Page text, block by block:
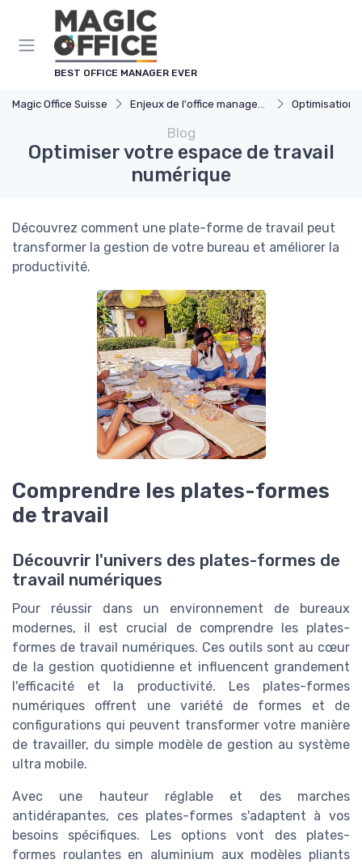
BEST OFFICE MANAGER EVER
Magic Office Suisse Enjeux de l'office management Optimisation
Blog
Optimiser votre espace de travail
numérique
Découvrez comment une plate-forme de travail peut
transformer la gestion de votre bureau et améliorer la
productivité.
Comprendre les plates-formes
de travail
Découvrir l'univers des plates-formes de
travail numériques
Pour réussir dans un environnement de bureaux
modernes, il est crucial de comprendre les plates-
formes de travail numériques. Ces outils sont au cœur
de la gestion quotidienne et influencent grandement
l'efficacité et la productivité. Les plates-formes
numériques offrent une variété de formes et de
configurations qui peuvent transformer votre manière
de travailler, du simple modèle de gestion au système
ultra mobile.
Avec une hauteur réglable et des marches
antidérapantes, ces plates-formes s'adaptent à vos
besoins spécifiques. Les options vont des plates-
formes roulantes en aluminium aux modèles pliants
Panneau de gestion des cookies